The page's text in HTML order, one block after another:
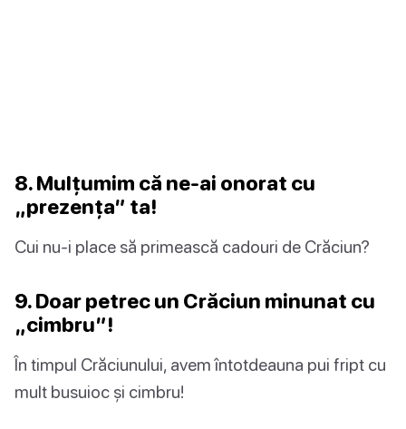
8. Mulțumim că ne-ai onorat cu
„prezența” ta!
Cui nu-i place să primească cadouri de Crăciun?
9. Doar petrec un Crăciun minunat cu
„cimbru”!
În timpul Crăciunului, avem întotdeauna pui fript cu
mult busuioc și cimbru!